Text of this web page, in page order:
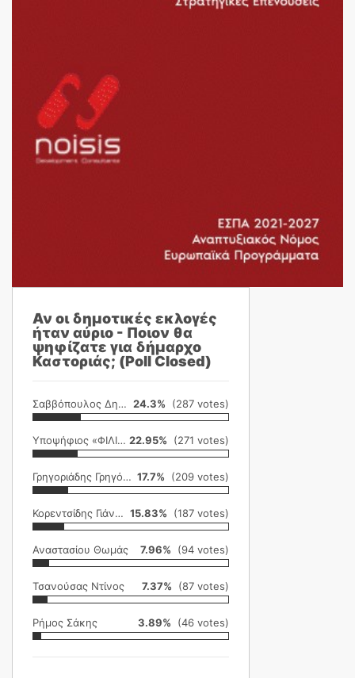
Αν οι δημοτικές εκλογές
ήταν αύριο - Ποιον θα
ψηφίζατε για δήμαρχο
Καστοριάς; (Poll Closed)
Σαββόπουλος Δημήτρης 24.3% (287 votes)
Υποψήφιος «ΦΙΛΙΚΗ ΕΤΑΙΡΕΙΑ» 22.95% (271 votes)
Γρηγοριάδης Γρηγόρης 17.7% (209 votes)
Κορεντσίδης Γιάννης 15.83% (187 votes)
Αναστασίου Θωμάς 7.96% (94 votes)
Τσανούσας Ντίνος 7.37% (87 votes)
Ρήμος Σάκης 3.89% (46 votes)